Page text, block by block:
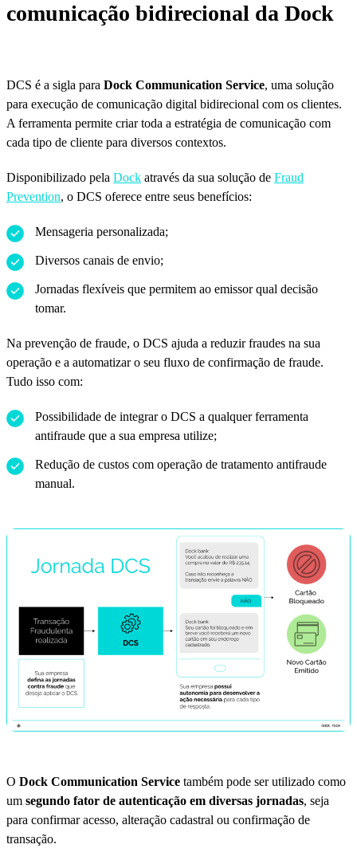
comunicação bidirecional da Dock
DCS é a sigla para Dock Communication Service, uma solução
para execução de comunicação digital bidirecional com os clientes.
A ferramenta permite criar toda a estratégia de comunicação com
cada tipo de cliente para diversos contextos.
Disponibilizado pela Dock através da sua solução de Fraud
Prevention, o DCS oferece entre seus benefícios:
Mensageria personalizada;
Diversos canais de envio;
Jornadas flexíveis que permitem ao emissor qual decisão
tomar.
Na prevenção de fraude, o DCS ajuda a reduzir fraudes na sua
operação e a automatizar o seu fluxo de confirmação de fraude.
Tudo isso com:
Possibilidade de integrar o DCS a qualquer ferramenta
antifraude que a sua empresa utilize;
Redução de custos com operação de tratamento antifraude
manual.
O Dock Communication Service também pode ser utilizado como
um segundo fator de autenticação em diversas jornadas, seja
para confirmar acesso, alteração cadastral ou confirmação de
transação.